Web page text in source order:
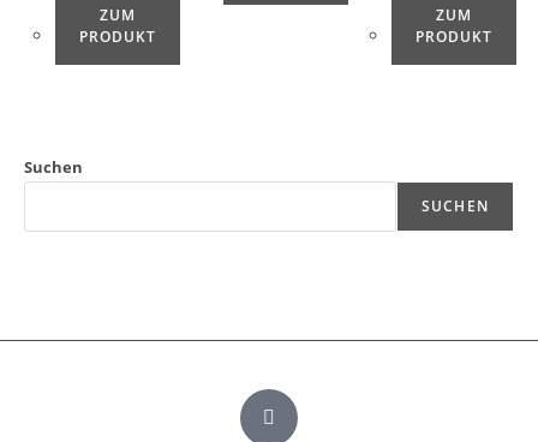
ZUM
PRODUKT
ZUM
PRODUKT
Suchen
SUCHEN